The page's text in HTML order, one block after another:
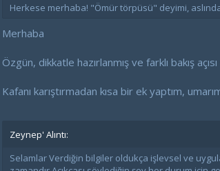
Herkese merhaba! "Ömür törpüsü" deyimi,
Merhaba
Özgün, dikkatle hazırlanmış ve farklı bakış
Kafanı karıştırmadan kısa bir ek yaptım,
Zeynep' Alıntı:
Selamlar Verdiğin bilgiler oldukça işlevsel ve